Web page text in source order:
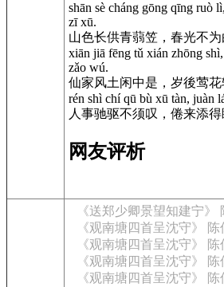
shān sè cháng gōng qīng ruò
zī xū.
山色长供青蒻笠，春光不为
xiān jiā fēng tǔ xián zhōng
zǎo wú.
仙家风土闲中是，岁後莺花
rén shì chí qū bù xū tàn, juàn
人事驰驱不须叹，倦来添得
网友评析
《送郑少卿景望知建宁》
《观南塘四首呈沈守》 陈
《观南塘四首呈沈守》 陈
《观南塘四首呈沈守》 陈
《观南塘四首呈沈守》 陈